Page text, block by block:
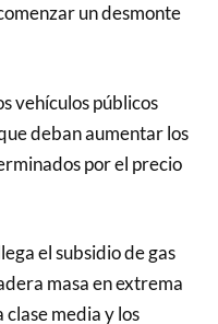
un desmonte
vehículos públicos
deban aumentar los
por el precio
el subsidio de gas
masa en extrema
clase media y los